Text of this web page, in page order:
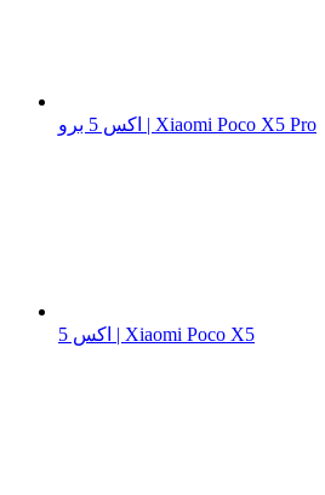
اكس 5 برو | Xiaomi Poco X5 Pro
اكس 5 | Xiaomi Poco X5